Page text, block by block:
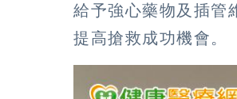
給予強心藥物及插管
提高搶救成功機會。